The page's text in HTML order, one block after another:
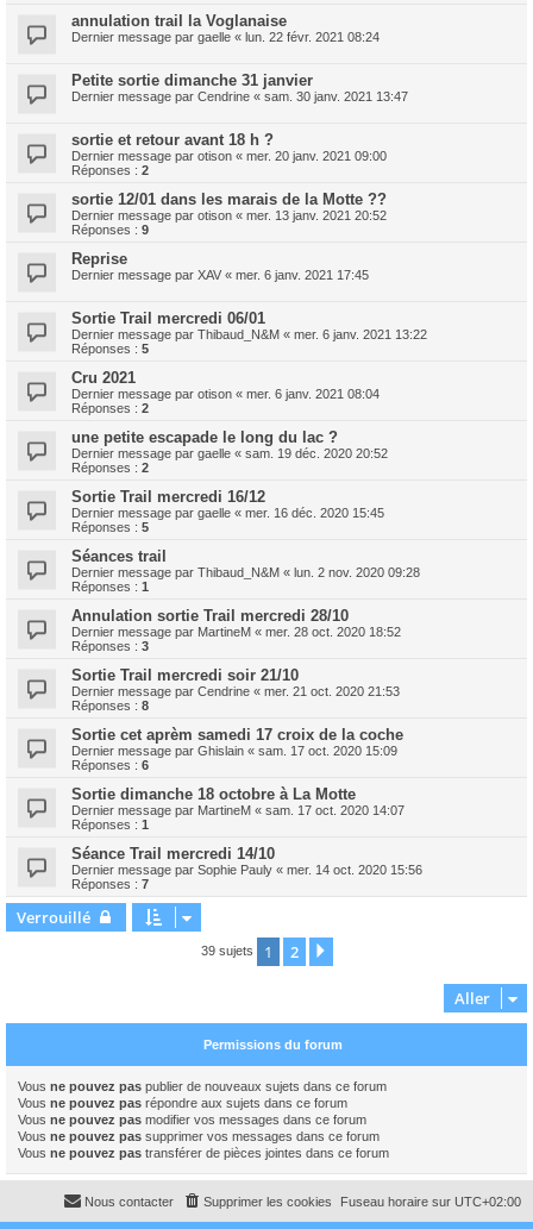
annulation trail la Voglanaise
Dernier message par gaelle « lun. 22 févr. 2021 08:24
Petite sortie dimanche 31 janvier
Dernier message par Cendrine « sam. 30 janv. 2021 13:47
sortie et retour avant 18 h ?
Dernier message par otison « mer. 20 janv. 2021 09:00
Réponses : 2
sortie 12/01 dans les marais de la Motte ??
Dernier message par otison « mer. 13 janv. 2021 20:52
Réponses : 9
Reprise
Dernier message par XAV « mer. 6 janv. 2021 17:45
Sortie Trail mercredi 06/01
Dernier message par Thibaud_N&M « mer. 6 janv. 2021 13:22
Réponses : 5
Cru 2021
Dernier message par otison « mer. 6 janv. 2021 08:04
Réponses : 2
une petite escapade le long du lac ?
Dernier message par gaelle « sam. 19 déc. 2020 20:52
Réponses : 2
Sortie Trail mercredi 16/12
Dernier message par gaelle « mer. 16 déc. 2020 15:45
Réponses : 5
Séances trail
Dernier message par Thibaud_N&M « lun. 2 nov. 2020 09:28
Réponses : 1
Annulation sortie Trail mercredi 28/10
Dernier message par MartineM « mer. 28 oct. 2020 18:52
Réponses : 3
Sortie Trail mercredi soir 21/10
Dernier message par Cendrine « mer. 21 oct. 2020 21:53
Réponses : 8
Sortie cet aprèm samedi 17 croix de la coche
Dernier message par Ghislain « sam. 17 oct. 2020 15:09
Réponses : 6
Sortie dimanche 18 octobre à La Motte
Dernier message par MartineM « sam. 17 oct. 2020 14:07
Réponses : 1
Séance Trail mercredi 14/10
Dernier message par Sophie Pauly « mer. 14 oct. 2020 15:56
Réponses : 7
Verrouillé
39 sujets 1 2
Aller
Permissions du forum
Vous ne pouvez pas publier de nouveaux sujets dans ce forum
Vous ne pouvez pas répondre aux sujets dans ce forum
Vous ne pouvez pas modifier vos messages dans ce forum
Vous ne pouvez pas supprimer vos messages dans ce forum
Vous ne pouvez pas transférer de pièces jointes dans ce forum
Fuseau horaire sur UTC+02:00
Supprimer les cookies
Nous contacter